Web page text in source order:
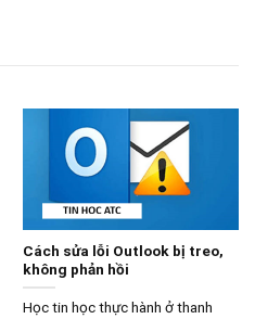
Cách sửa lỗi Outlook bị treo,
không phản hồi
Học tin học thực hành ở thanh